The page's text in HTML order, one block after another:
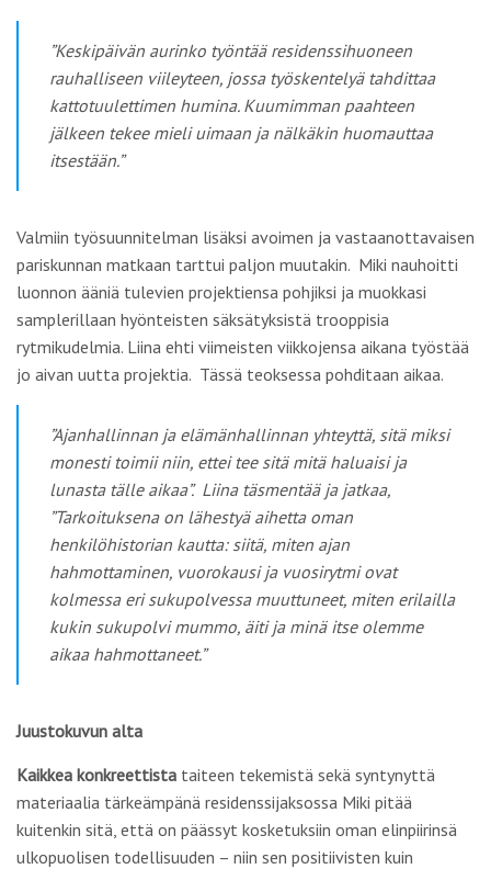
”Keskipäivän aurinko työntää residenssihuoneen
rauhalliseen viileyteen, jossa työskentelyä tahdittaa
kattotuulettimen humina. Kuumimman paahteen
jälkeen tekee mieli uimaan ja nälkäkin huomauttaa
itsestään.”
Valmiin työsuunnitelman lisäksi avoimen ja vastaanottavaisen
pariskunnan matkaan tarttui paljon muutakin. Miki nauhoitti
luonnon ääniä tulevien projektiensa pohjiksi ja muokkasi
samplerillaan hyönteisten säksätyksistä trooppisia
rytmikudelmia. Liina ehti viimeisten viikkojensa aikana työstää
jo aivan uutta projektia. Tässä teoksessa pohditaan aikaa.
”Ajanhallinnan ja elämänhallinnan yhteyttä, sitä miksi
monesti toimii niin, ettei tee sitä mitä haluaisi ja
lunasta tälle aikaa”. Liina täsmentää ja jatkaa,
”Tarkoituksena on lähestyä aihetta oman
henkilöhistorian kautta: siitä, miten ajan
hahmottaminen, vuorokausi ja vuosirytmi ovat
kolmessa eri sukupolvessa muuttuneet, miten erilailla
kukin sukupolvi mummo, äiti ja minä itse olemme
aikaa hahmottaneet.”
Juustokuvun alta
Kaikkea konkreettista taiteen tekemistä sekä syntynyttä
materiaalia tärkeämpänä residenssijaksossa Miki pitää
kuitenkin sitä, että on päässyt kosketuksiin oman elinpiirinsä
ulkopuolisen todellisuuden – niin sen positiivisten kuin